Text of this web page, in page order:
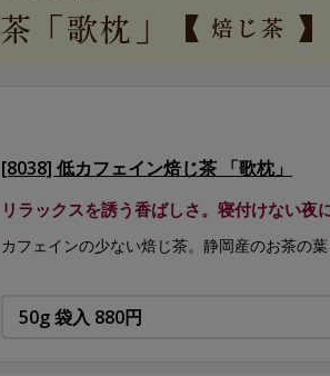
[8038] 低カフェイン焙じ茶 「歌枕」
リラックスを誘う香ばしさ。寝付けない夜に
カフェインの少ない焙じ茶。静岡産のお茶の